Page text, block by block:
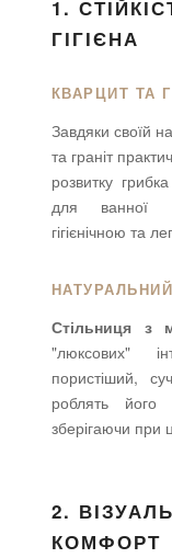
1.
ГІГІЄНА
КВАРЦИТ ТА
Завдяки своїй
та граніт
розвитку
для ванної
гігієнічною та
Стільниця з
"люксових"
пористіший,
роблять його
зберігаючи при
2.
КОМФОРТ